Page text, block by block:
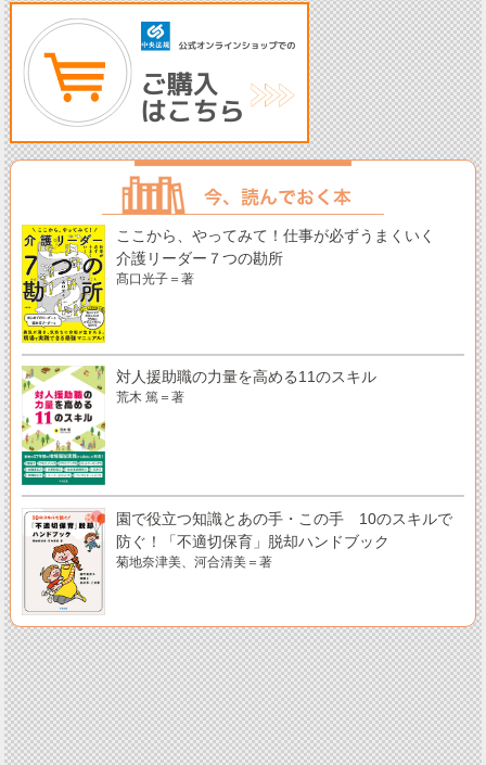
ここから、やってみて！仕事が必ずうまくいく
介護リーダー７つの勘所
髙口光子＝著
対人援助職の力量を高める11のスキル
荒木 篤＝著
園で役立つ知識とあの手・この手 10のスキルで
防ぐ！「不適切保育」脱却ハンドブック
菊地奈津美、河合清美＝著